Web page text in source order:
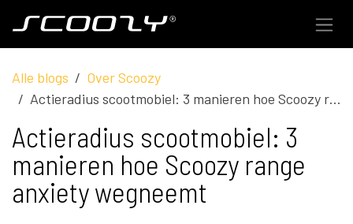
Alle blogs
Over Scoozy
Actieradius scootmobiel: 3 manieren hoe Scoozy range anxiety wegneemt
Actieradius scootmobiel: 3
manieren hoe Scoozy range
anxiety wegneemt